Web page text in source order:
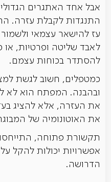
אבל אחד האתגרים
התנגדות לקבלת עזרה.
עז להישאר עצמאי
לאבד שליטה ופרטיות, או
להסתדר בכוחות עצמם.
כמטפלים, חשוב לגשת
ובהבנה. המפתח הוא לא
את העזרה, אלא להציג
את האוטונומיה של
תקשורת פתוחה,
אפשרויות יכולות להקל
הדרושה.